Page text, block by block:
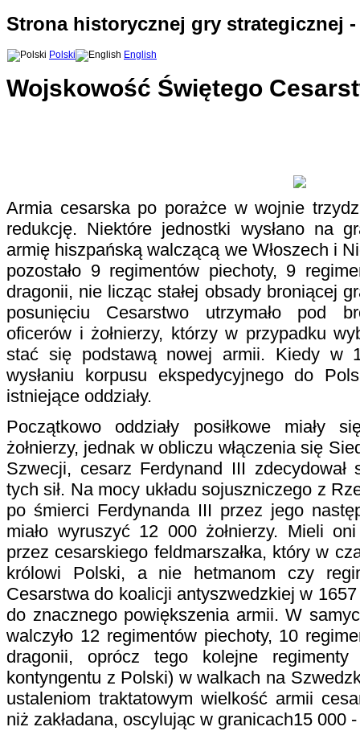
Strona historycznej gry strategicznej
Polski English
Wojskowość Świętego
Armia cesarska po porażce w wojnie
redukcję. Niektóre jednostki wysłano na
armię hiszpańską walczącą we Włoszech i
pozostało 9 regimentów piechoty, 9
dragonii, nie licząc stałej obsady broniącej
posunięciu Cesarstwo utrzymało pod
oficerów i żołnierzy, którzy w przypadku
stać się podstawą nowej armii. Kiedy w
wysłaniu korpusu ekspedycyjnego do
istniejące oddziały.
Początkowo oddziały posiłkowe miały
żołnierzy, jednak w obliczu włączenia się
Szwecji, cesarz Ferdynand III
tych sił. Na mocy układu sojuszniczego z
po śmierci Ferdynanda III przez jego
miało wyruszyć 12 000 żołnierzy. Mieli
przez cesarskiego feldmarszałka, który w
królowi Polski, a nie hetmanom czy
Cesarstwa do koalicji antyszwedzkiej w
do znacznego powiększenia armii. W
walczyło 12 regimentów piechoty, 10
dragonii, oprócz tego kolejne regimenty
kontyngentu z Polski) w walkach na
ustaleniom traktatowym wielkość armii
niż zakładana, oscylując w granicach15 000